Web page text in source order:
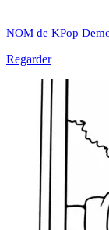
NOM de KPop
Regarder